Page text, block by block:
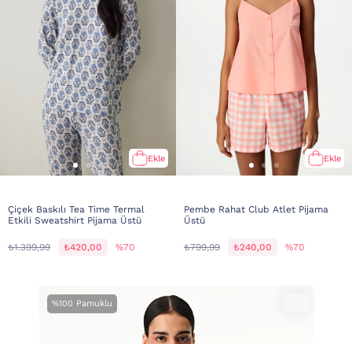
Ekle
Çiçek Baskılı Tea Time Termal
Etkili Sweatshirt Pijama Üstü
₺1.399,99 ₺420,00 %70
Ekle
Pembe Rahat Club Atlet Pijama
Üstü
₺799,99 ₺240,00 %70
%100 Pamuklu